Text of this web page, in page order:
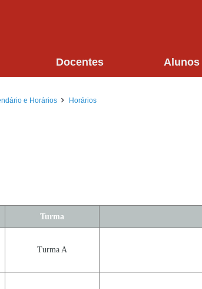
Docentes Alunos
e Horários Horários
Turma
Turma A